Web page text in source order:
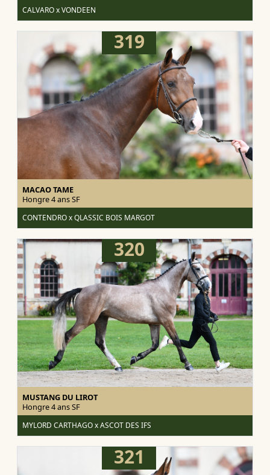
CALVARO x VONDEEN
319
MACAO TAME
Hongre 4 ansSF
CONTENDRO x QLASSIC BOIS MARGOT
320
MUSTANG DU LIROT
Hongre 4 ansSF
MYLORD CARTHAGO x ASCOT DES IFS
321